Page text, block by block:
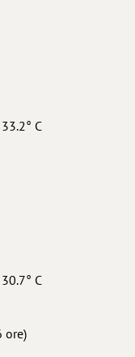
C
C
ore)